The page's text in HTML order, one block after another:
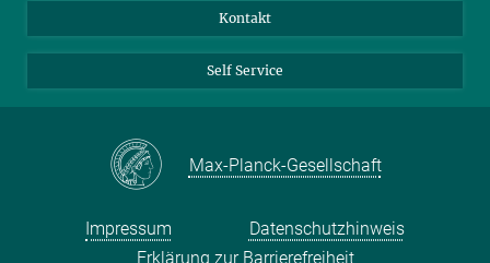
Kontakt
Self Service
Max-Planck-Gesellschaft
Impressum
Datenschutzhinweis
Erklärung zur Barrierefreiheit